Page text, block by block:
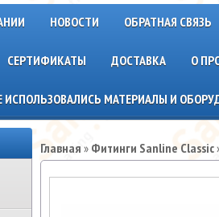
НОВОСТИ ОБРАТНАЯ СВЯЗЬ
СЕРТИФИКАТЫ ДОСТАВКА О
МАТЕРИАЛЫ И
Главная » Фитинги Sanline Classic